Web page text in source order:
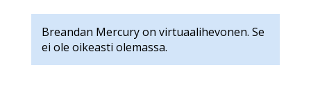
Breandan Mercury on virtuaalihevonen. Se
ei ole oikeasti olemassa.